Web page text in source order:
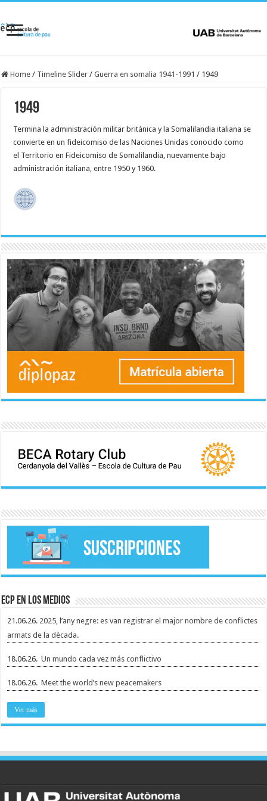
Home / Timeline Slider / Guerra en somalia 1941-1991 / 1949
1949
Termina la administración militar británica y la Somalilandia italiana se
convierte en un fideicomiso de las Naciones Unidas conocido como
el Territorio en Fideicomiso de Somalilandia, nuevamente bajo
administración italiana, entre 1950 y 1960.
ECP en los medios
21.06.26. 2025, l’any negre: es van registrar el major nombre de conflictes
armats de la dècada.
18.06.26.Un mundo cada vez más conflictivo
18.06.26.Meet the world’s new peacemakers
Ver más